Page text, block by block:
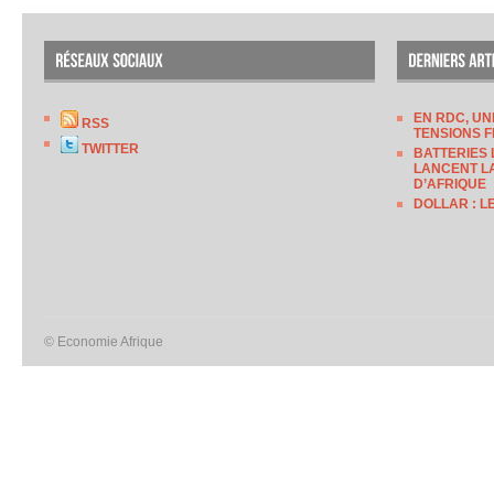
RSS
TWITTER
EN RDC,
TENSIONS
BATTERIES
LANCENT
D’AFRIQUE
DOLLAR :
© Economie Afrique